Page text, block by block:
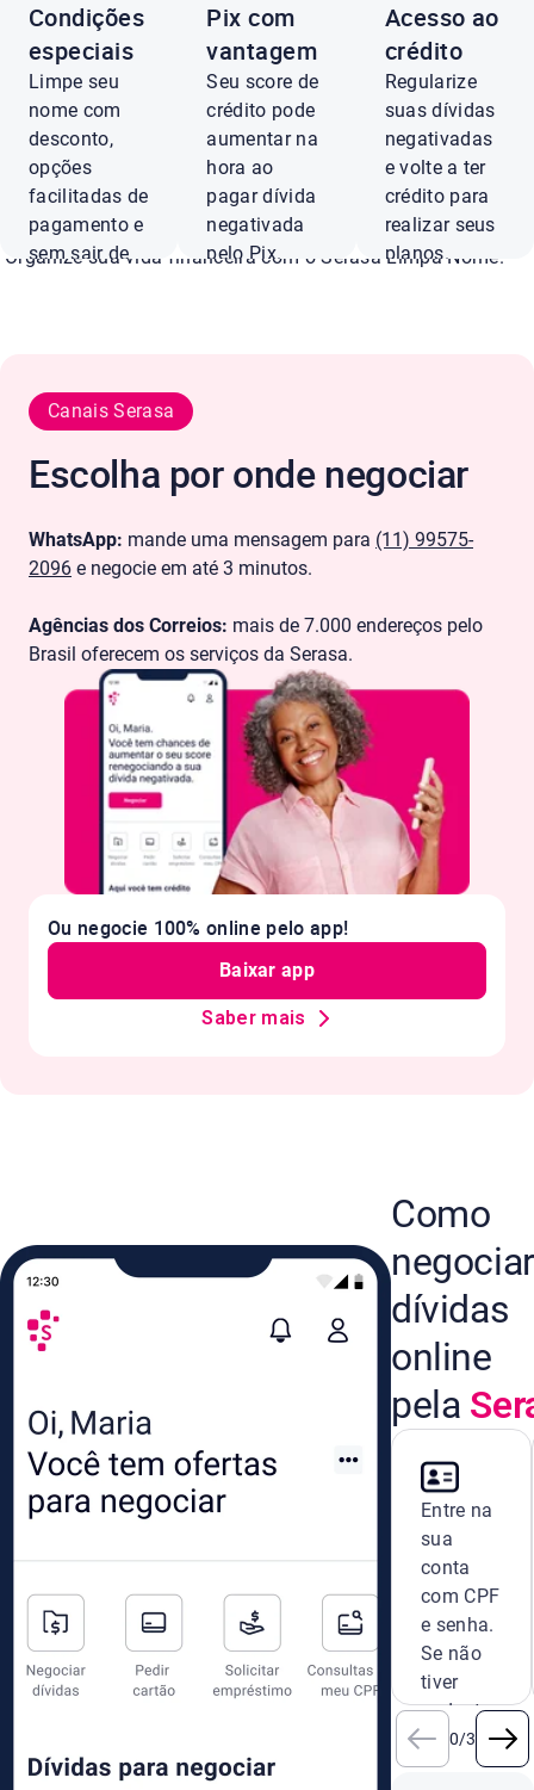
Negocie dívidas
com até 90% de
desconto
Organize sua vida financeira com o Serasa Limpa Nome.
Conferir ofertas
Condições
especiais
Limpe seu
nome com
desconto,
opções
facilitadas de
pagamento e
sem sair de
Pix com
vantagem
Seu score de
crédito pode
aumentar na
hora ao
pagar dívida
negativada
pelo Pix.
Acesso ao
crédito
Regularize
suas dívidas
negativadas
e volte a ter
crédito para
realizar seus
planos.
Canais Serasa
Escolha por onde negociar
WhatsApp: mande uma mensagem para (11) 99575-
2096 e negocie em até 3 minutos.
Agências dos Correios: mais de 7.000 endereços pelo
Brasil oferecem os serviços da Serasa.
Ou negocie 100% online pelo app!
Baixar app
Saber mais
Como
negociar
dívidas
online
pela
Entre na
sua
conta
com CPF
e senha.
Se não
tiver
cadastro,
crie um
novo na
0/3